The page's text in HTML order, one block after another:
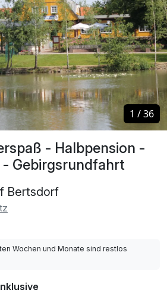
- Halbpension -
Gebirgsrundfahrt
Bertsdorf
1 /36
1 /36
Wochen und Monate sind restlos